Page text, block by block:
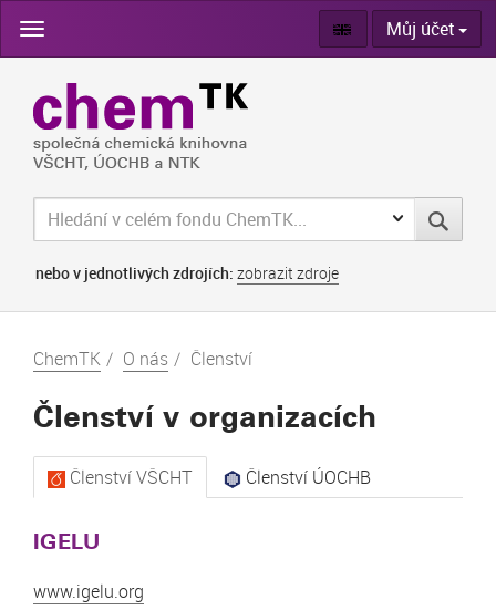
navigation
nebo v jednotlivých zdrojích: zobrazit zdroje
Můj účet
ChemTK O nás Členství
Členství v organizacích
Členství VŠCHT Členství ÚOCHB
IGELU
www.igelu.org